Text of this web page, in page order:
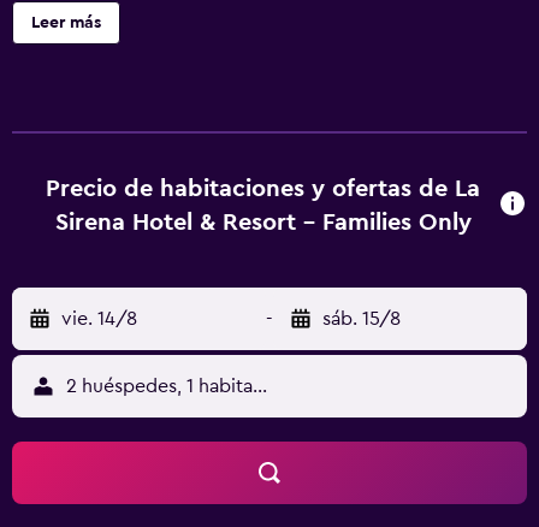
modernas, luminosas y coloridas. Disponen de baño
privado, minibar y TV vía satélite. Algunas incluyen zona
turística, que puede recomendar actividades acuáticas y
excursiones. La Sirena también alberga un centro médico
encuentra a 189 km de La Sirena Hotel.
Leer más
Precio de habitaciones y ofertas de La
Sirena Hotel & Resort - Families Only
vie. 14/8 - sáb. 15/8
2 huéspedes, 1 habitación